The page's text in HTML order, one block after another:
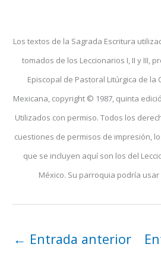
Los textos de la Sagrada Escritura
tomados de los Leccionarios I, II y III,
Episcopal de Pastoral Litúrgica de la
Mexicana, copyright © 1987, quinta
Utilizados con permiso. Todos los
cuestiones de permisos de impresión,
que se incluyen aquí son los del
México. Su parroquia podría
← Entrada anterior